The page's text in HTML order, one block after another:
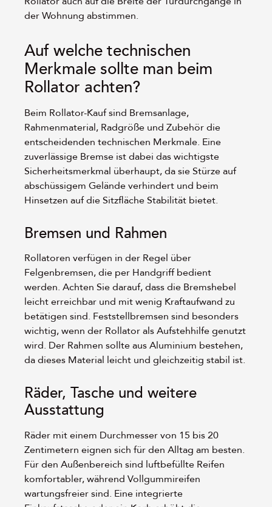
der Wohnung abstimmen.
Auf welche technischen
Merkmale sollte man beim
Rollator achten?
Beim Rollator-Kauf sind Bremsanlage,
Rahmenmaterial, Radgröße und Zubehör die
entscheidenden technischen Merkmale. Eine
zuverlässige Bremse ist dabei das wichtigste
Sicherheitsmerkmal überhaupt, da sie Stürze auf
abschüssigem Gelände verhindert und beim
Hinsetzen auf die Sitzfläche Stabilität bietet.
Bremsen und Rahmen
Rollatoren verfügen in der Regel über
Felgenbremsen, die per Handgriff bedient
werden. Achten Sie darauf, dass die Bremshebel
leicht erreichbar und mit wenig Kraftaufwand zu
betätigen sind. Feststellbremsen sind besonders
wichtig, wenn der Rollator als Aufstehhilfe genutzt
wird. Der Rahmen sollte aus Aluminium bestehen,
da dieses Material leicht und gleichzeitig stabil ist.
Räder, Tasche und weitere
Ausstattung
Räder mit einem Durchmesser von 15 bis 20
Zentimetern eignen sich für den Alltag am besten.
Für den Außenbereich sind luftbefüllte Reifen
komfortabler, während Vollgummireifen
wartungsfreier sind. Eine integrierte